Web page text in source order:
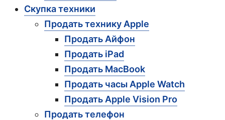
Скупка техники
Продать технику Apple
Продать Айфон
Продать iPad
Продать MacBook
Продать часы Apple Watch
Продать Apple Vision Pro
Продать телефон